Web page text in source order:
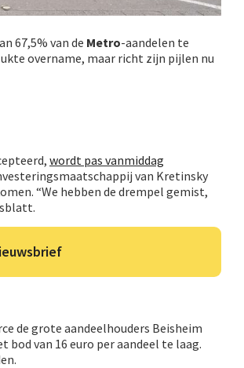
67,5% van de Metro-aandelen te
overname, maar richt zijn pijlen nu
wordt pas vanmiddag
van Kretinsky
“We hebben de drempel gemist,
de grote aandeelhouders Beisheim
van 16 euro per aandeel te laag.